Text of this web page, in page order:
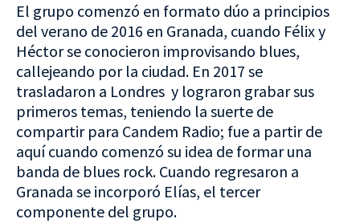
El grupo comenzó en formato dúo a principios
del verano de 2016 en Granada, cuando Félix y
Héctor se conocieron improvisando blues,
callejeando por la ciudad. En 2017 se
trasladaron a Londres y lograron grabar sus
primeros temas, teniendo la suerte de
compartir para Candem Radio; fue a partir de
aquí cuando comenzó su idea de formar una
banda de blues rock. Cuando regresaron a
Granada se incorporó Elías, el tercer
componente del grupo.